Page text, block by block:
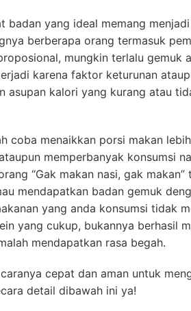
badan yang ideal memang
berberapa orang termasuk
mungkin terlalu gemuk
karena faktor keturunan
asupan kalori yang kurang atau
coba menaikkan porsi makan
memperbanyak konsumsi
“Gak makan nasi, gak
mendapatkan badan gemuk
yang anda konsumsi tidak
yang cukup, bukannya berhasil
mendapatkan rasa begah.
cepat dan aman untuk
detail dibawah ini ya!